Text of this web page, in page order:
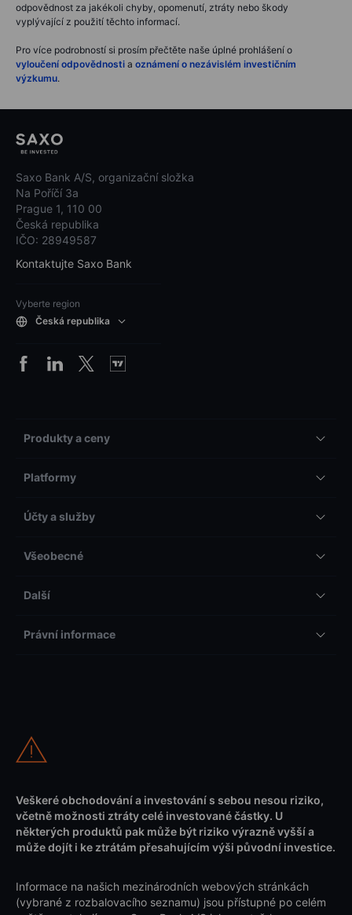
odpovědnost za jakékoli chyby, opomenutí, ztráty nebo škody
vyplývající z použití těchto informací.
Pro více podrobností si prosím přečtěte naše úplné prohlášení o
vyloučení odpovědnosti a oznámení o nezávislém investičním
výzkumu.
Saxo Bank A/S, organizační složka
Na Poříčí 3a
Prague 1, 110 00
Česká republika
IČO: 28949587
Kontaktujte Saxo Bank
Vyberte region
Česká republika
Produkty a ceny
Platformy
Účty a služby
Všeobecné
Další
Právní informace
Veškeré obchodování a investování s sebou nesou riziko,
včetně možnosti ztráty celé investované částky. U
některých produktů pak může být riziko výrazně vyšší a
může dojít i ke ztrátám přesahujícím výši původní investice.
Informace na našich mezinárodních webových stránkách
(vybrané z rozbalovacího seznamu) jsou přístupné po celém